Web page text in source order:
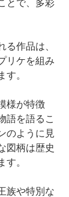
とで、多彩
る作品は、
リケを組み
す。
様が特徴
語を語るこ
のように見
図柄は歴史
す。
族や特別な